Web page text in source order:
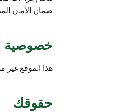
ضمان الأمان
خصوصية
هذا الموقع غير موجه للأطفال دون سن
حقوقك